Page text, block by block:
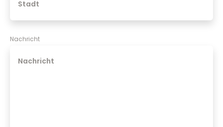
Nachricht